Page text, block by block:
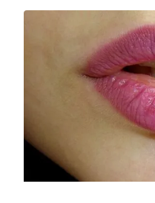
NUESTRO EQUIPO
SEGUROS DENTALES